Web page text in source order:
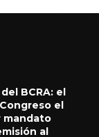
BCRA: el
el
mandato
al